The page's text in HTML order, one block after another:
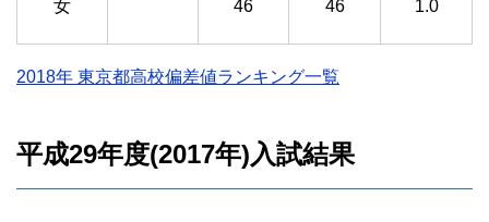
女 46 46 1.0
2018年 東京都高校偏差値ランキング一覧
平成29年度(2017年)入試結果